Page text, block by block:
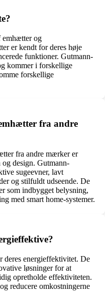
emhætter og
er kendt for deres høje
funktioner. Gutmann-
kommer i forskellige
forskellige
fra andre
fra andre mærker er
design. Gutmann-
sugeevner, lavt
og stilfuldt udseende. De
som indbygget belysning,
med smart home-systemer.
deres energieffektivitet. De
løsninger for at
opretholde effektiviteten.
reducere omkostningerne